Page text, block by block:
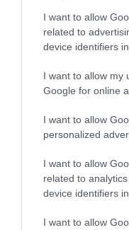
I want to allow
related to
device identifiers
I want to allow my
Google for online
I want to allow
personalized
I want to allow
related to
device identifiers
I want to allow
OLD TIMER
Június 21-én a
helyszínén, a